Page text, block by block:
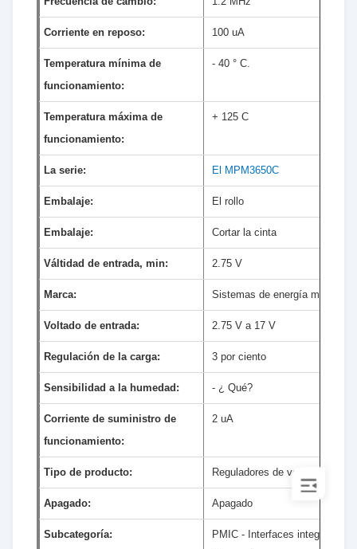
Corriente en reposo: 100 uA
Temperatura mínima de
funcionamiento:
- 40 ° C.
Temperatura máxima de
funcionamiento:
+ 125 C
La serie: El MPM3650C
Embalaje: El rollo
Embalaje: Cortar la cinta
Válti­dad de entrada, min: 2.75 V
Marca: Sistemas de energía
Voltado de entrada: 2.75 V a 17 V
Regulación de la carga: 3 por ciento
Sensibilidad a la humedad: - ¿ Qué?
Corriente de suministro de
funcionamiento:
2 uA
Tipo de producto: Reguladores de voltaje de
Apagado: Apagado
Subcategoría:
PMIC - Interfaces integradas